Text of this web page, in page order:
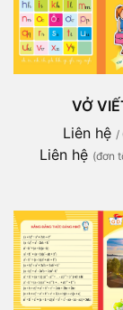
VỞ
Liên hệ /
Liên hệ (đơn